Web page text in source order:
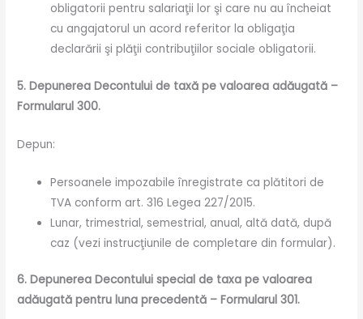
obligatorii pentru salariaţii lor şi care nu au încheiat
cu angajatorul un acord referitor la obligaţia
declarării şi plăţii contribuţiilor sociale obligatorii.
5. Depunerea Decontului de taxă pe valoarea adăugată –
Formularul 300.
Depun:
Persoanele impozabile înregistrate ca plătitori de
TVA conform art. 316 Legea 227/2015.
Lunar, trimestrial, semestrial, anual, altă dată, după
caz (vezi instrucţiunile de completare din formular).
6. Depunerea Decontului special de taxa pe valoarea
adăugată pentru luna precedentă – Formularul 301.